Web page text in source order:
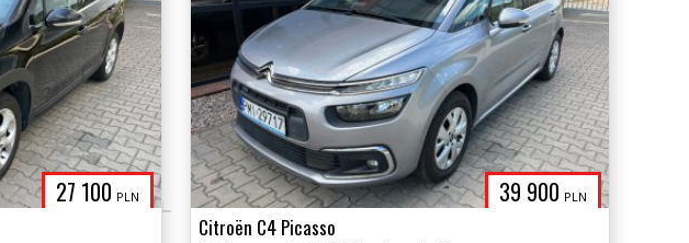
27 100 PLN 39 900 PLN
Citroën C4 Picasso